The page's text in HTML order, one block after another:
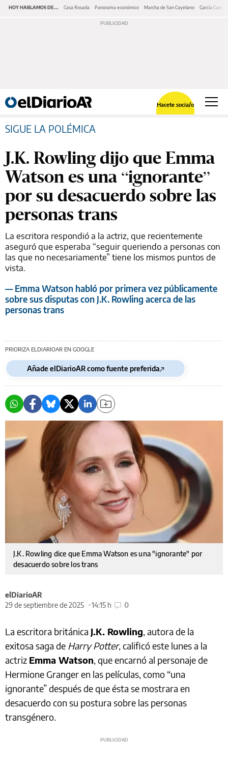
HOY HABLAMOS DE... Casa Rosada Panorama económico Marcha de San Cayetano García Cuerva
Hacete socia/o
SIGUE LA POLÉMICA
J.K. Rowling dijo que Emma
Watson es una “ignorante”
por su desacuerdo sobre las
personas trans
La escritora respondió a la actriz, que recientemente
aseguró que esperaba “seguir queriendo a personas con
las que no necesariamente” tiene los mismos puntos de
vista.
— Emma Watson habló por primera vez públicamente
sobre sus disputas con J.K. Rowling acerca de las
personas trans
PRIORIZA ELDIARIOAR EN GOOGLE
Añade elDiarioAR como fuente preferida
J.K. Rowling dice que Emma Watson es una "ignorante" por
desacuerdo sobre los trans
elDiarioAR
29 de septiembre de 2025
14:15 h 0
La escritora británica J.K. Rowling, autora de la
exitosa saga de Harry Potter, calificó este lunes a la
actriz Emma Watson, que encarnó al personaje de
Hermione Granger en las películas, como “una
ignorante” después de que ésta se mostrara en
desacuerdo con su postura sobre las personas
transgénero.